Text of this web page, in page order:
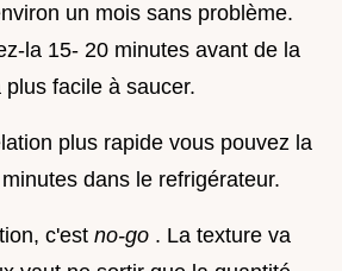
un mois sans problème.
la 15- 20 minutes avant de la
facile à saucer.
plus rapide vous pouvez la
dans le refrigérateur.
c'est no-go . La texture va